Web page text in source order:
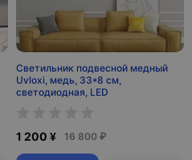
Светильник подвесной медный
Uvloxi, медь, 33*8 см,
светодиодная, LED
1 200 ¥ 16 800 ₽